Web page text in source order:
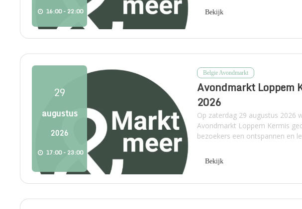
16:00 - 22:00 Bekijk
29
augustus
2026
17:00 - 23:00
Belgie Avondmarkt
Avondmarkt Loppem
2026
Op zaterdag 29 augustus 2026
Avondmarkt Loppem Kermis
bezoekers een ontspannen en
Bekijk